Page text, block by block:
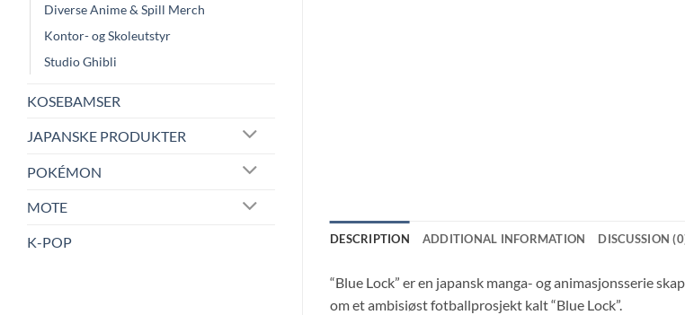
Diverse Anime & Spill Merch
Kontor- og Skoleutstyr
Studio Ghibli
KOSEBAMSER
JAPANSKE PRODUKTER
POKÉMON
MOTE
K-POP DESCRIPTION ADDITIONAL INFORMATION DISCUSSION
“Blue Lock” er en japansk manga- og animasjonsserie
om et ambisiøst fotballprosjekt kalt “Blue Lock”.